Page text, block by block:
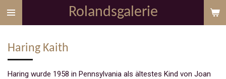
Zum
Hauptinhalt
Rolandsgalerie
Haring Kaith
Haring wurde 1958 in Pennsylvania als ältestes Kind von Joan